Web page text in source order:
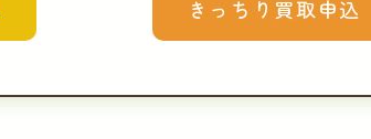
きっちり買取申込